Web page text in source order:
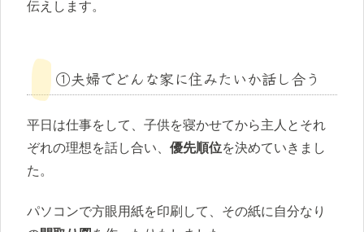
伝えします。
①夫婦でどんな家に住みたいか話し合う
平日は仕事をして、子供を寝かせてから主人とそれ
ぞれの理想を話し合い、 優先順位を決めていきまし
た。
パソコンで方眼用紙を印刷して、その紙に自分なり